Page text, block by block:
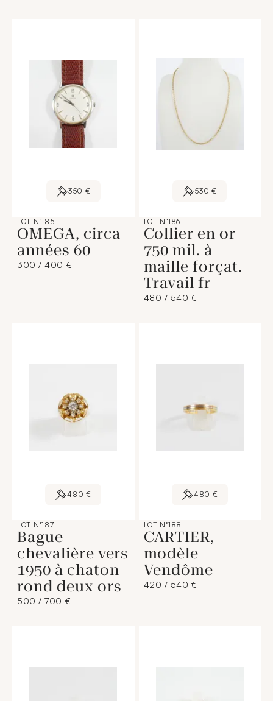
350 €
LOT N°185
OMEGA, circa
années 60
300 / 400 €
530 €
LOT N°186
Collier en or
750 mil. à
maille forçat.
Travail fr
480 / 540 €
480 €
LOT N°187
Bague
chevalière vers
1950 à chaton
rond deux ors
500 / 700 €
480 €
LOT N°188
CARTIER,
modèle
Vendôme
420 / 540 €